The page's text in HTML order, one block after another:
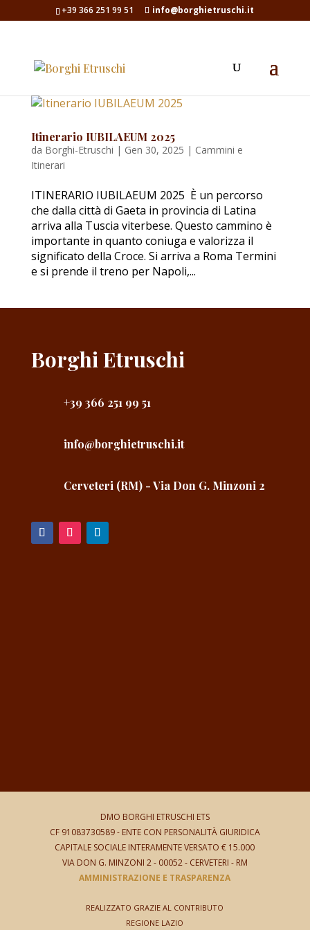
+39 366 251 99 51 info@borghietruschi.it
Itinerario IUBILAEUM 2025
da Borghi-Etruschi | Gen 30, 2025 | Cammini e
Itinerari
ITINERARIO IUBILAEUM 2025 È un percorso
che dalla città di Gaeta in provincia di Latina
arriva alla Tuscia viterbese. Questo cammino è
importante in quanto coniuga e valorizza il
significato della Croce. Si arriva a Roma Termini
e si prende il treno per Napoli,...
Borghi Etruschi
+39 366 251 99 51
info@borghietruschi.it
Cerveteri (RM) - Via Don G. Minzoni 2
DMO BORGHI ETRUSCHI ETS
CF 91083730589 - ENTE CON PERSONALITÀ GIURIDICA
CAPITALE SOCIALE INTERAMENTE VERSATO € 15.000
VIA DON G. MINZONI 2- 00052 - CERVETERI - RM
AMMINISTRAZIONE E TRASPARENZA
REALIZZATO GRAZIE AL CONTRIBUTO
REGIONE LAZIO